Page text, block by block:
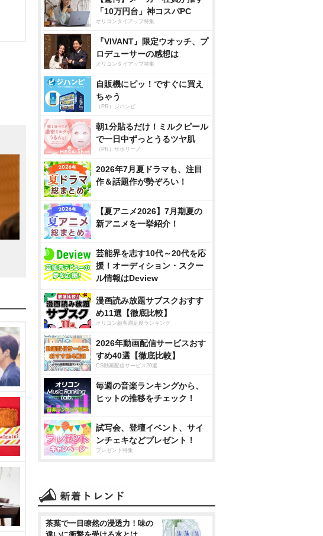
「10万円台」神コスパPC
オリコンタイアップ特集
『VIVANT』限定ウオッチ、プ
ロデューサーの感想は
オリコンタイアップ特集
自販機にピッ！ですぐに買え
ちゃう
（PR）ジハンピ
朝1分貼るだけ！ミルクピール
で一日中ずっとうるツヤ肌
（PR）サボリーノ
2026年7月夏ドラマも、注目
作＆話題作が勢ぞろい！
【夏アニメ2026】7月期夏の
新アニメを一挙紹介！
芸能界を志す10代～20代を応
援！オーディション・スクー
ル情報はDeview
漫画読み放題サブスクおすす
め11選【徹底比較】
オリコン顧客満足度ランキング
2026年動画配信サービスおす
すめ40選【徹底比較】
CS動画配信サービス20選
毎週の音楽ランキングから、
ヒットの推移をチェック！
試写会、登壇イベント、サイ
ンチェキなどプレゼント！
プレゼント特集
茶葉で一目瞭然の浸透力！味の